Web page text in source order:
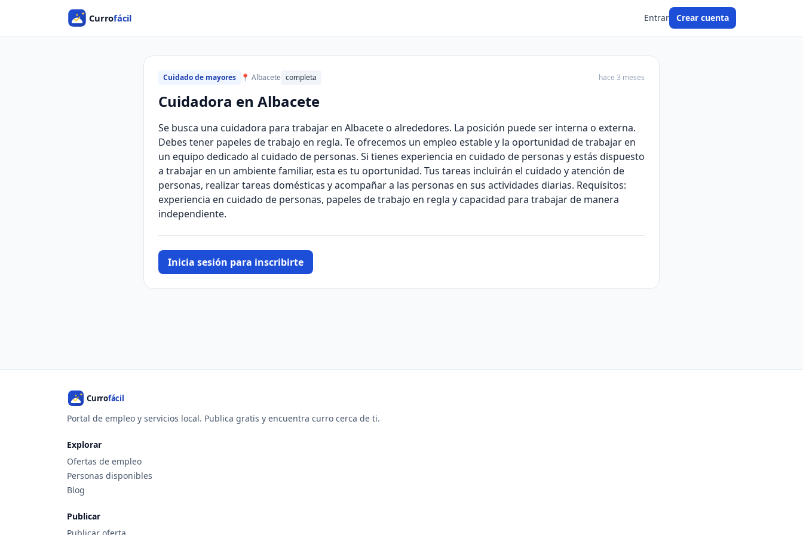
Entrar Crear cuenta
Cuidado de mayores 📍 Albacete completa hace 3 meses
Cuidadora en Albacete
Se busca una cuidadora para trabajar en Albacete o alrededores. La posición puede ser interna o externa.
Debes tener papeles de trabajo en regla. Te ofrecemos un empleo estable y la oportunidad de trabajar en
un equipo dedicado al cuidado de personas. Si tienes experiencia en cuidado de personas y estás dispuesto
a trabajar en un ambiente familiar, esta es tu oportunidad. Tus tareas incluirán el cuidado y atención de
personas, realizar tareas domésticas y acompañar a las personas en sus actividades diarias. Requisitos:
experiencia en cuidado de personas, papeles de trabajo en regla y capacidad para trabajar de manera
independiente.
Inicia sesión para inscribirte
Portal de empleo y servicios local. Publica gratis y encuentra curro cerca de ti.
Explorar
Ofertas de empleo
Personas disponibles
Blog
Publicar